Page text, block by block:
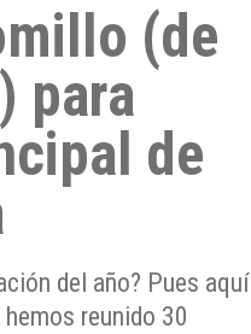
(de
para
de
del año? Pues aquí
reunido 30